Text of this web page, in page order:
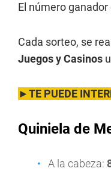
El número
Cada sorteo, se
Juegos y Casinos
►TE PUEDE
Quiniela de
A la cabeza: